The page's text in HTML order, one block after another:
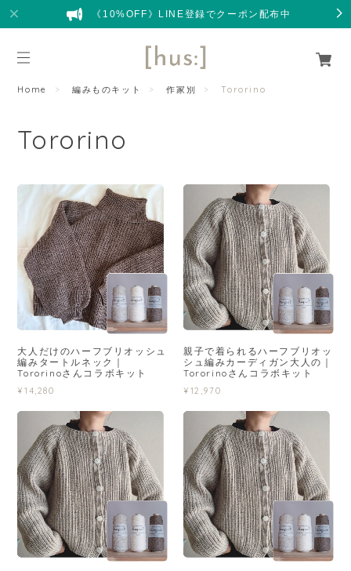
《10%OFF》LINE登録でクーポン配布中
Home 編みものキット 作家別 Tororino
Tororino
大人だけのハーフブリオッシュ
編みタートルネック｜
Tororinoさんコラボキット
¥14,280
親子で着られるハーフブリオッ
シュ編みカーディガン大人の｜
Tororinoさんコラボキット
¥12,970